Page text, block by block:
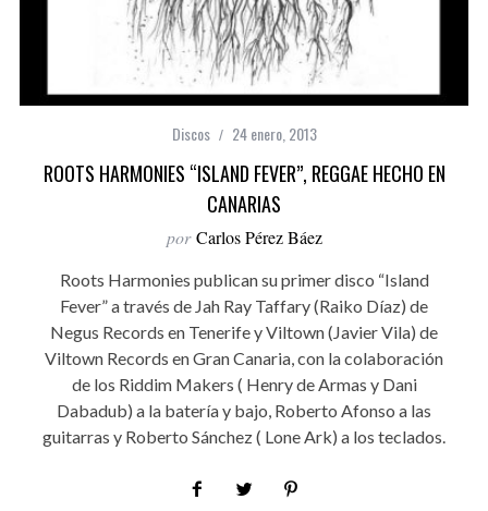
Discos 24 enero, 2013
ROOTS HARMONIES “ISLAND FEVER”, REGGAE HECHO EN
CANARIAS
por Carlos Pérez Báez
Roots Harmonies publican su primer disco “Island
Fever” a través de Jah Ray Taffary (Raiko Díaz) de
Negus Records en Tenerife y Viltown (Javier Vila) de
Viltown Records en Gran Canaria, con la colaboración
de los Riddim Makers ( Henry de Armas y Dani
Dabadub) a la batería y bajo, Roberto Afonso a las
guitarras y Roberto Sánchez ( Lone Ark) a los teclados.